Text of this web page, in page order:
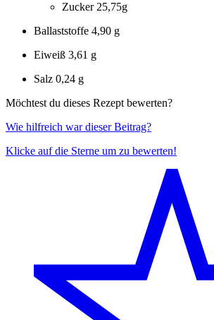
Zucker 25,75g
Ballaststoffe 4,90 g
Eiweiß 3,61 g
Salz 0,24 g
Möchtest du dieses Rezept bewerten?
Wie hilfreich war dieser Beitrag?
Klicke auf die Sterne um zu bewerten!